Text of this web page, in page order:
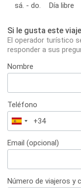
sá. - do.
Día libre
Si le gusta este
El operador turístico
responder a sus
Nombre
Teléfono
España
+34
Email (opcional)
Número de viajeros y